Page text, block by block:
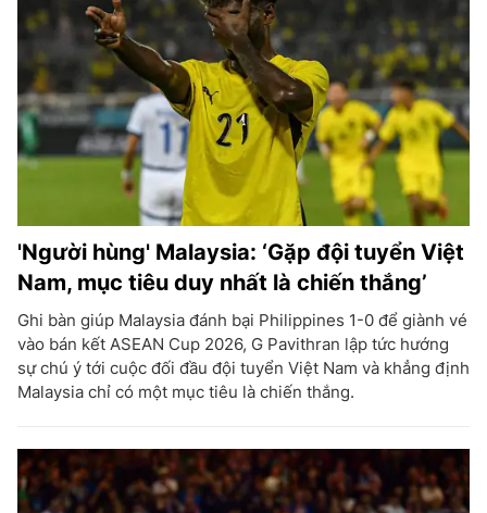
'Người hùng' Malaysia: ‘Gặp đội tuyển Việt
Nam, mục tiêu duy nhất là chiến thắng’
Ghi bàn giúp Malaysia đánh bại Philippines 1-0 để giành vé
vào bán kết ASEAN Cup 2026, G Pavithran lập tức hướng
sự chú ý tới cuộc đối đầu đội tuyển Việt Nam và khẳng định
Malaysia chỉ có một mục tiêu là chiến thắng.